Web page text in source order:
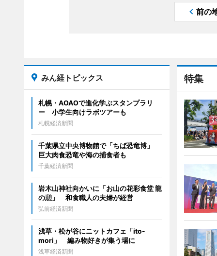
前の
特集
みん経トピックス
札幌・AOAOで進化学ぶスタンプラリ
ー 小学生向けラボツアーも
札幌経済新聞
千葉県立中央博物館で「ちば恐竜博」
巨大肉食恐竜や海の捕食者も
千葉経済新聞
岩木山神社向かいに「お山の花彩食堂 龍
の憩」 和食職人の夫婦が経営
弘前経済新聞
浅草・松が谷にニットカフェ「ito-
mori」 編み物好きが集う場に
浅草経済新聞